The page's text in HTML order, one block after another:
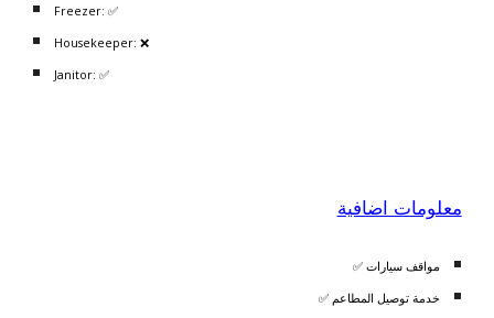
Freezer: ✅
Housekeeper: ❌
Janitor: ✅
معلومات اضافية
مواقف سيارات ✅
خدمة توصيل المطاعم ✅